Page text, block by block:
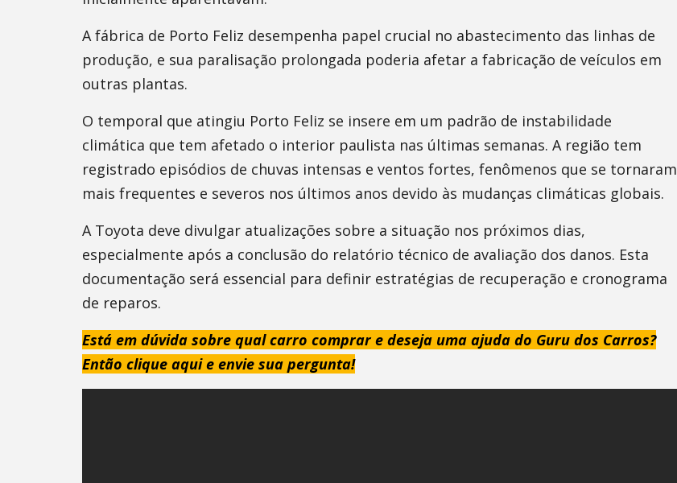
A fábrica de Porto Feliz desempenha papel crucial no abastecimento das linhas de
produção, e sua paralisação prolongada poderia afetar a fabricação de veículos em
outras plantas.
O temporal que atingiu Porto Feliz se insere em um padrão de instabilidade
climática que tem afetado o interior paulista nas últimas semanas. A região tem
registrado episódios de chuvas intensas e ventos fortes, fenômenos que se tornaram
mais frequentes e severos nos últimos anos devido às mudanças climáticas globais.
A Toyota deve divulgar atualizações sobre a situação nos próximos dias,
especialmente após a conclusão do relatório técnico de avaliação dos danos. Esta
documentação será essencial para definir estratégias de recuperação e cronograma
de reparos.
Está em dúvida sobre qual carro comprar e deseja uma ajuda do Guru dos Carros?
Então clique aqui e envie sua pergunta!